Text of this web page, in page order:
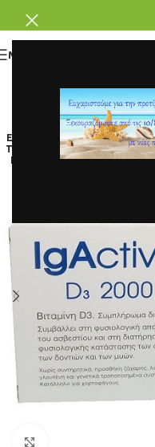
ΜΕΝΟΥ
ΕΞΑΝ
ΤΛΗΘ
ΗΚΕ